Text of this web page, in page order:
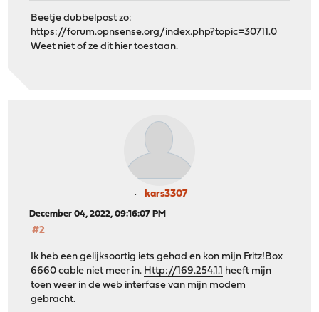
Beetje dubbelpost zo:
https://forum.opnsense.org/index.php?topic=30711.0
Weet niet of ze dit hier toestaan.
kars3307
December 04, 2022, 09:16:07 PM
#2
Ik heb een gelijksoortig iets gehad en kon mijn Fritz!Box
6660 cable niet meer in. Http://169.254.1.1 heeft mijn
toen weer in de web interfase van mijn modem
gebracht.